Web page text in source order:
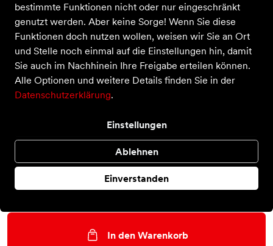
bestimmte Funktionen nicht oder nur eingeschränkt
genutzt werden. Aber keine Sorge! Wenn Sie diese
Funktionen doch nutzen wollen, weisen wir Sie an Ort
und Stelle noch einmal auf die Einstellungen hin, damit
Sie auch im Nachhinein Ihre Freigabe erteilen können.
Alle Optionen und weitere Details finden Sie in der
Datenschutzerklärung.
Einstellungen
Ablehnen
Einverstanden
Dharan
Preis
61,95 € inkl. MwSt.,zzgl. Versandkosten
Farbe
Auswahl aufheben
In den Warenkorb